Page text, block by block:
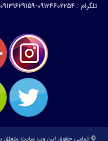
تلگرام : 09124602254-09131629159
© تمامی حقوق این وب سایت متعلق به